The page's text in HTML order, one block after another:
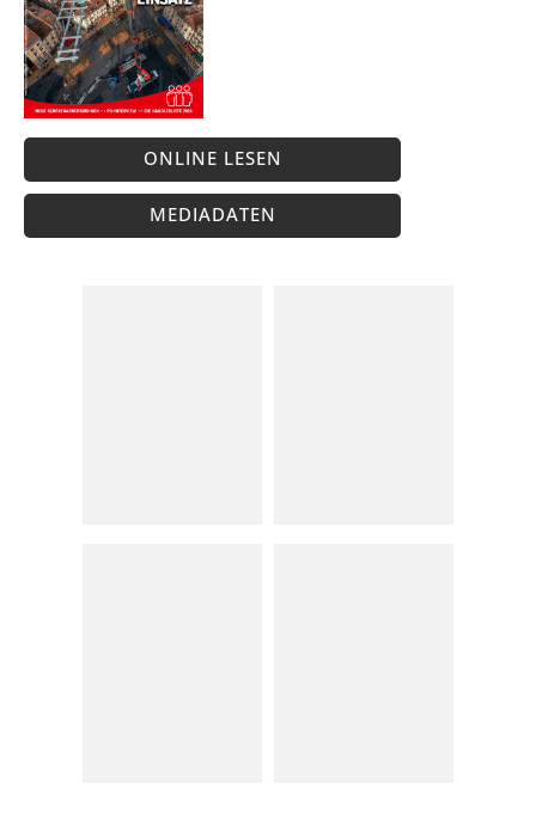
ONLINE LESEN
MEDIADATEN